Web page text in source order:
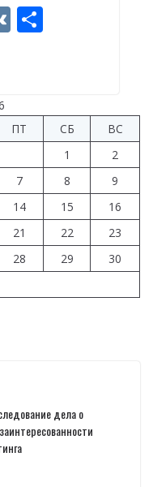
V
а
в
и
т
ь
ПТ СБ
ВС
1
2
7 8
9
14 15
16
21 22
23
28 29
30
дела о